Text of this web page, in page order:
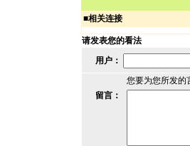
■相关连接
请发表您的看法
用户：
您要为您所发的
留言：